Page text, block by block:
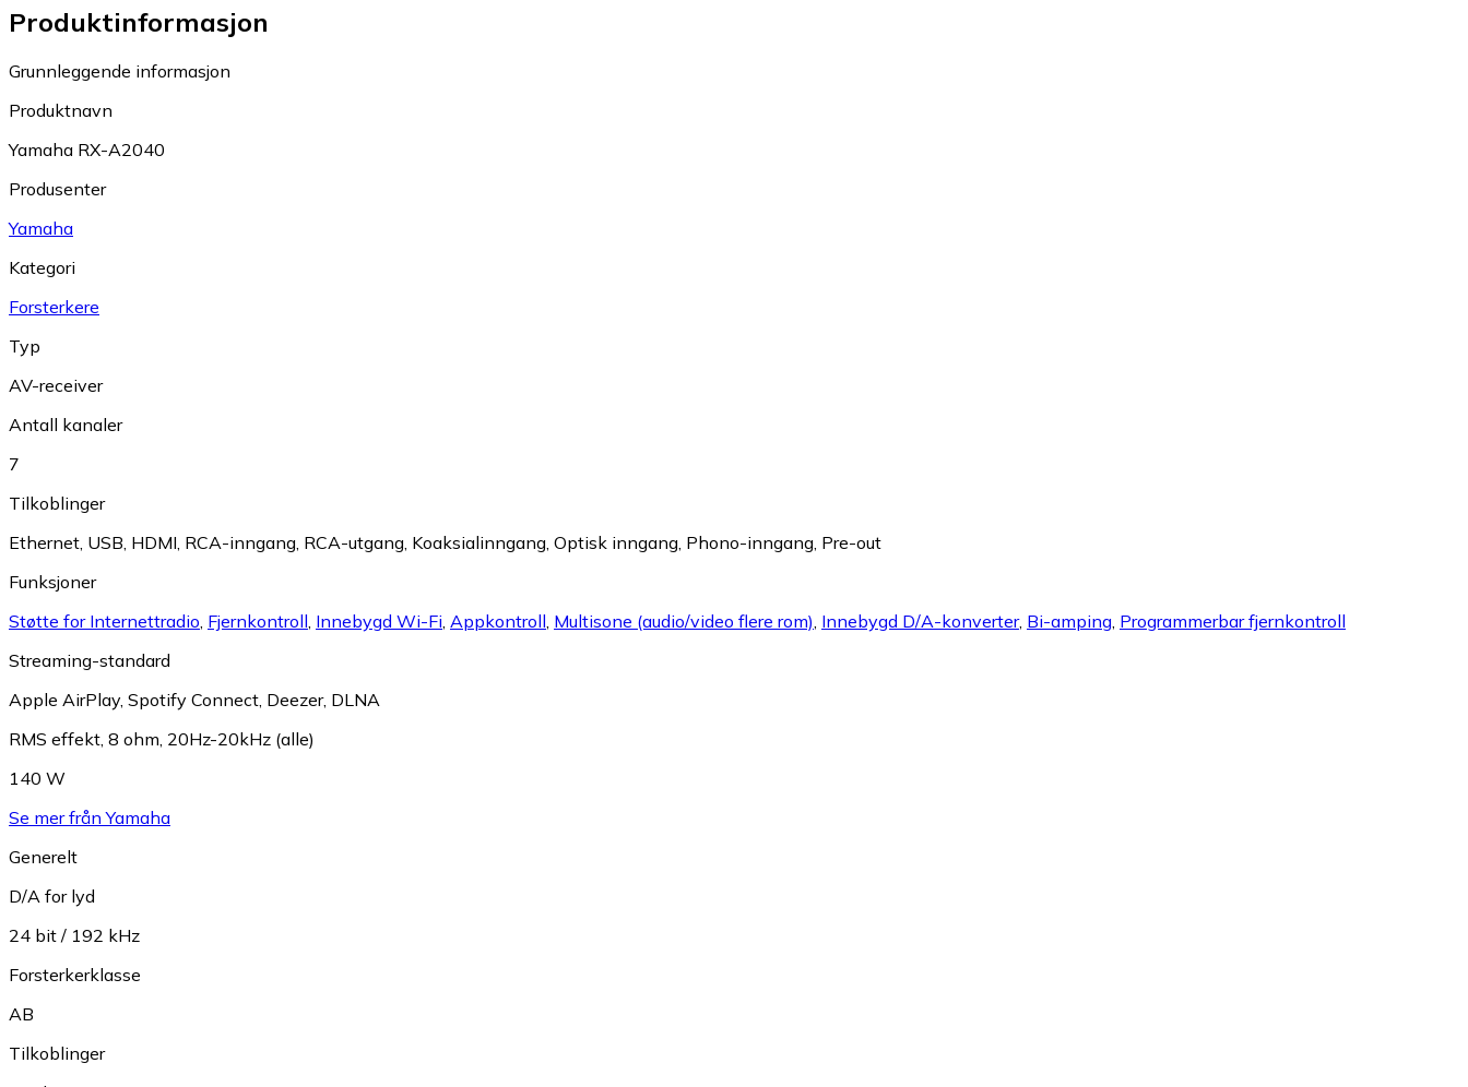
Produktinformasjon
Grunnleggende informasjon
Produktnavn
Yamaha RX-A2040
Produsenter
Yamaha
Kategori
Forsterkere
Typ
AV-receiver
Antall kanaler
7
Tilkoblinger
Ethernet, USB, HDMI, RCA-inngang, RCA-utgang, Koaksialinngang, Optisk inngang, Phono-inngang, Pre-out
Funksjoner
Støtte for Internettradio, Fjernkontroll, Innebygd Wi-Fi, Appkontroll, Multisone (audio/video flere rom), Innebygd D/A-konverter, Bi-amping, Programmerbar fjernkontroll
Streaming-standard
Apple AirPlay, Spotify Connect, Deezer, DLNA
RMS effekt, 8 ohm, 20Hz-20kHz (alle)
140 W
Se mer från Yamaha
Generelt
D/A for lyd
24 bit / 192 kHz
Forsterkerklasse
AB
Tilkoblinger